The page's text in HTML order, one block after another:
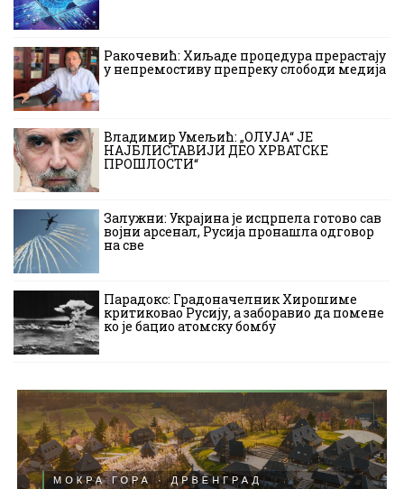
Ракочевић: Хиљаде процедура прерастају
у непремостиву препреку слободи медија
Владимир Умељић: „ОЛУЈА“ ЈЕ
НАЈБЛИСТАВИЈИ ДЕО ХРВАТСКЕ
ПРОШЛОСТИ“
Залужни: Украјина је исцрпела готово сав
војни арсенал, Русија пронашла одговор
на све
Парадокс: Градоначелник Хирошиме
критиковао Русију, а заборавио да помене
ко је бацио атомску бомбу